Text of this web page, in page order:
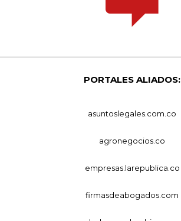
PORTALES ALIADOS:
asuntoslegales.com.co
agronegocios.co
empresas.larepublica.co
firmasdeabogados.com